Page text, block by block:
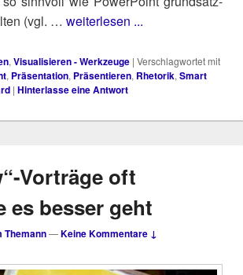
(vgl. … weiterlesen ...
,Visualisieren - Werkzeuge | Verschlagwortet mit
, Präsentation, Präsentieren, Rhetorik,Smart
| Hinterlasse eine Antwort
Vorträge oft
es besser geht
Themann—Keine Kommentare ↓